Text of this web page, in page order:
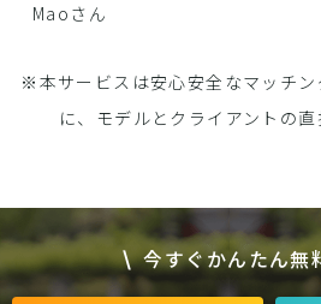
Maoさん
※本サービスは安心安全なマッチ
に、モデルとクライアントの
今すぐかんたん無